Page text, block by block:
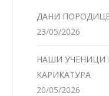
ДАНИ
23/05/2026
НАШИ УЧЕНИЦИ
КАРИКАТУРА
20/05/2026